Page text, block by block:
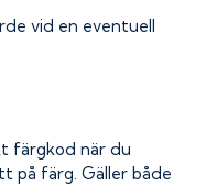
vid en eventuell
färgkod när du
på färg. Gäller både